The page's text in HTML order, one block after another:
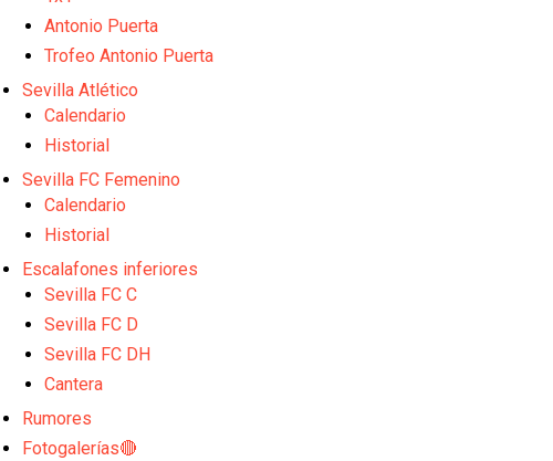
El Sevilla FC empieza a inscribir a los nuevos fichajes
Opinión | "Carta abierta a Alberto Flores" por Rafa García
Miguel Sierra: La temporada pasada se vio reflejado
Antonio Puerta
Trofeo Antonio Puerta
Sevilla Atlético
Calendario
Historial
Sevilla FC Femenino
Calendario
Historial
Escalafones inferiores
Sevilla FC C
Sevilla FC D
Sevilla FC DH
Cantera
Rumores
Fotogalerías🔴